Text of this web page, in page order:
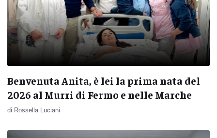
Benvenuta Anita, è lei la prima nata del
2026 al Murri di Fermo e nelle Marche
di Rossella Luciani